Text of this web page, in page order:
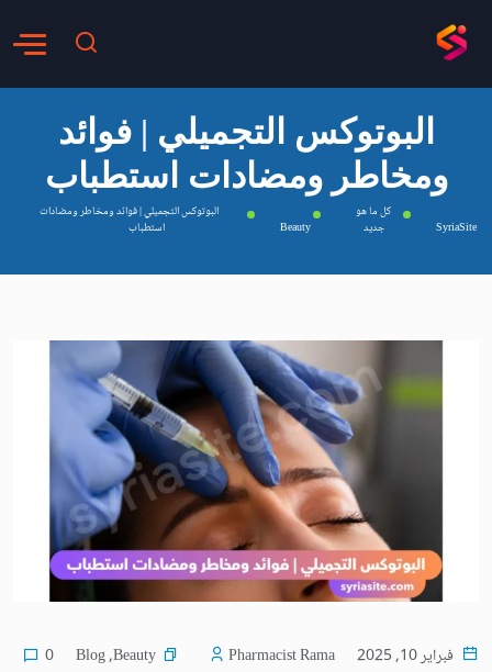
البوتوكس التجميلي | فوائد
ومخاطر ومضادات استطباب
SyriaSite
كل ما هو
جديد
Beauty
البوتوكس التجميلي | فوائد ومخاطر ومضادات
استطباب
فبراير 10, 2025 Pharmacist Rama
Beauty
,
Blog
0